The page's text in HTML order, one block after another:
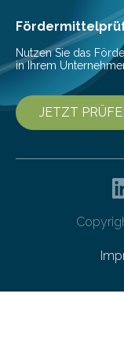
Nutzen Sie das
in Ihrem
JETZT